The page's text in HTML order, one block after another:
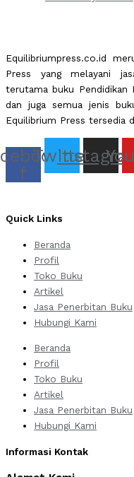
Equilibriumpress.co.id
Press yang melayani
terutama buku Pendidikan
dan juga semua jenis
Equilibrium Press tersedia
f
Twitter
Quick Links
Beranda
Profil
Toko Buku
Artikel
Jasa Penerbitan Buku
Hubungi Kami
Beranda
Profil
Toko Buku
Artikel
Jasa Penerbitan Buku
Hubungi Kami
Informasi Kontak